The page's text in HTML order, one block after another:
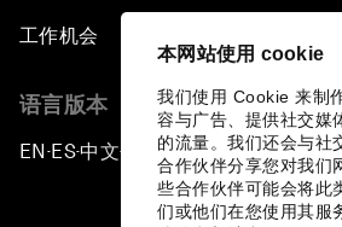
本网站使用 cookie
我们使用 Cookie 来制
容与广告、提供社交媒
的流量。我们还会与社
合作伙伴分享您对我们
些合作伙伴可能会将此
们或他们在您使用其服
工作机会
语言版本
EN ▪ES▪中文▪ 日本語